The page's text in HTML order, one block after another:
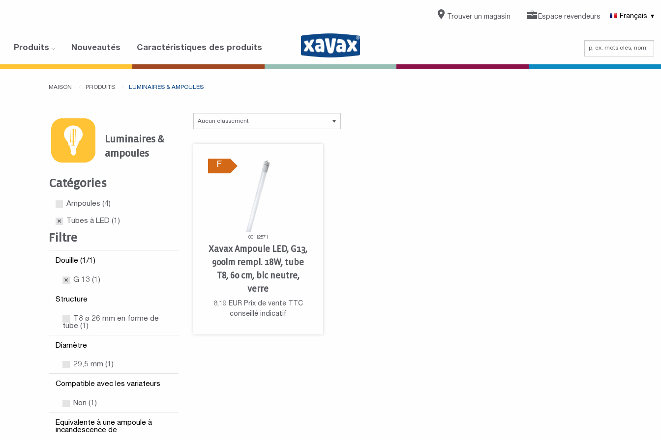
Trouver un magasin Espace revendeurs Français
Produits Nouveautés Caractéristiques des produits
MAISON PRODUITS LUMINAIRES & AMPOULES
Luminaires &
ampoules
Catégories
Ampoules (4)
Tubes à LED (1)
Filtre
Douille (1/1)
G 13 (1)
Structure
T8 ø 26 mm en forme de
tube (1)
Diamètre
29,5 mm (1)
Compatible avec les variateurs
Non (1)
Equivalente à une ampoule à
incandescence de
F
00112571
Xavax Ampoule LED, G13,
900lm rempl. 18W, tube
T8, 60 cm, blc neutre,
verre
8,19 EUR Prix de vente TTC
conseillé indicatif